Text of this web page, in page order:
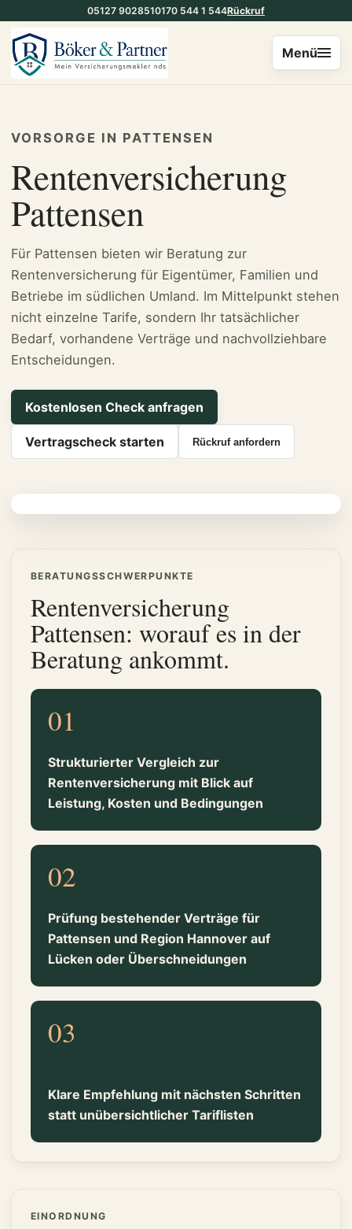
05127 9028510170 544 1 544Rückruf
Menü
VORSORGE IN PATTENSEN
Rentenversicherung
Pattensen
Für Pattensen bieten wir Beratung zur
Rentenversicherung für Eigentümer, Familien und
Betriebe im südlichen Umland. Im Mittelpunkt stehen
nicht einzelne Tarife, sondern Ihr tatsächlicher
Bedarf, vorhandene Verträge und nachvollziehbare
Entscheidungen.
Kostenlosen Check anfragen
Vertragscheck starten Rückruf anfordern
BERATUNGSSCHWERPUNKTE
Rentenversicherung
Pattensen: worauf es in der
Beratung ankommt.
01
Strukturierter Vergleich zur
Rentenversicherung mit Blick auf
Leistung, Kosten und Bedingungen
02
Prüfung bestehender Verträge für
Pattensen und Region Hannover auf
Lücken oder Überschneidungen
03
Klare Empfehlung mit nächsten Schritten
statt unübersichtlicher Tariflisten
EINORDNUNG